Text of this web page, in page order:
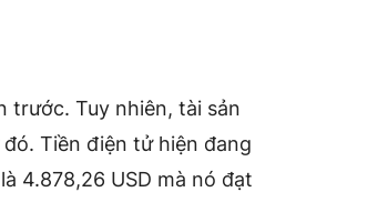
trước. Tuy nhiên, tài sản
Tiền điện tử hiện đang
4.878,26 USD mà nó đạt